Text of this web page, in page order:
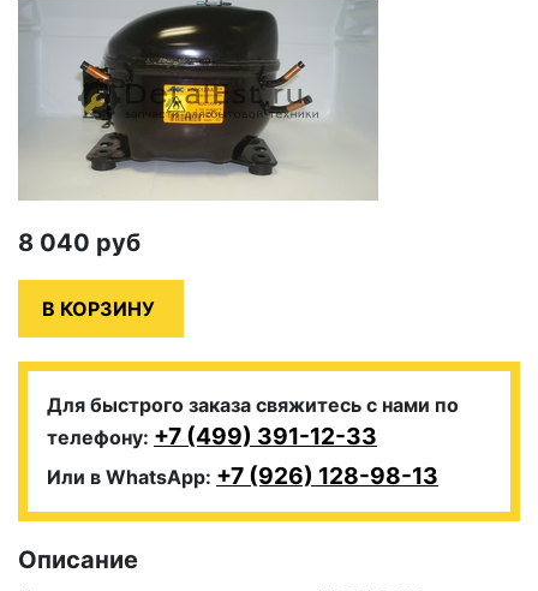
8 040 руб
Для быстрого заказа свяжитесь с нами по
телефону: +7 (499) 391-12-33
Или в WhatsApp: +7 (926) 128-98-13
Описание